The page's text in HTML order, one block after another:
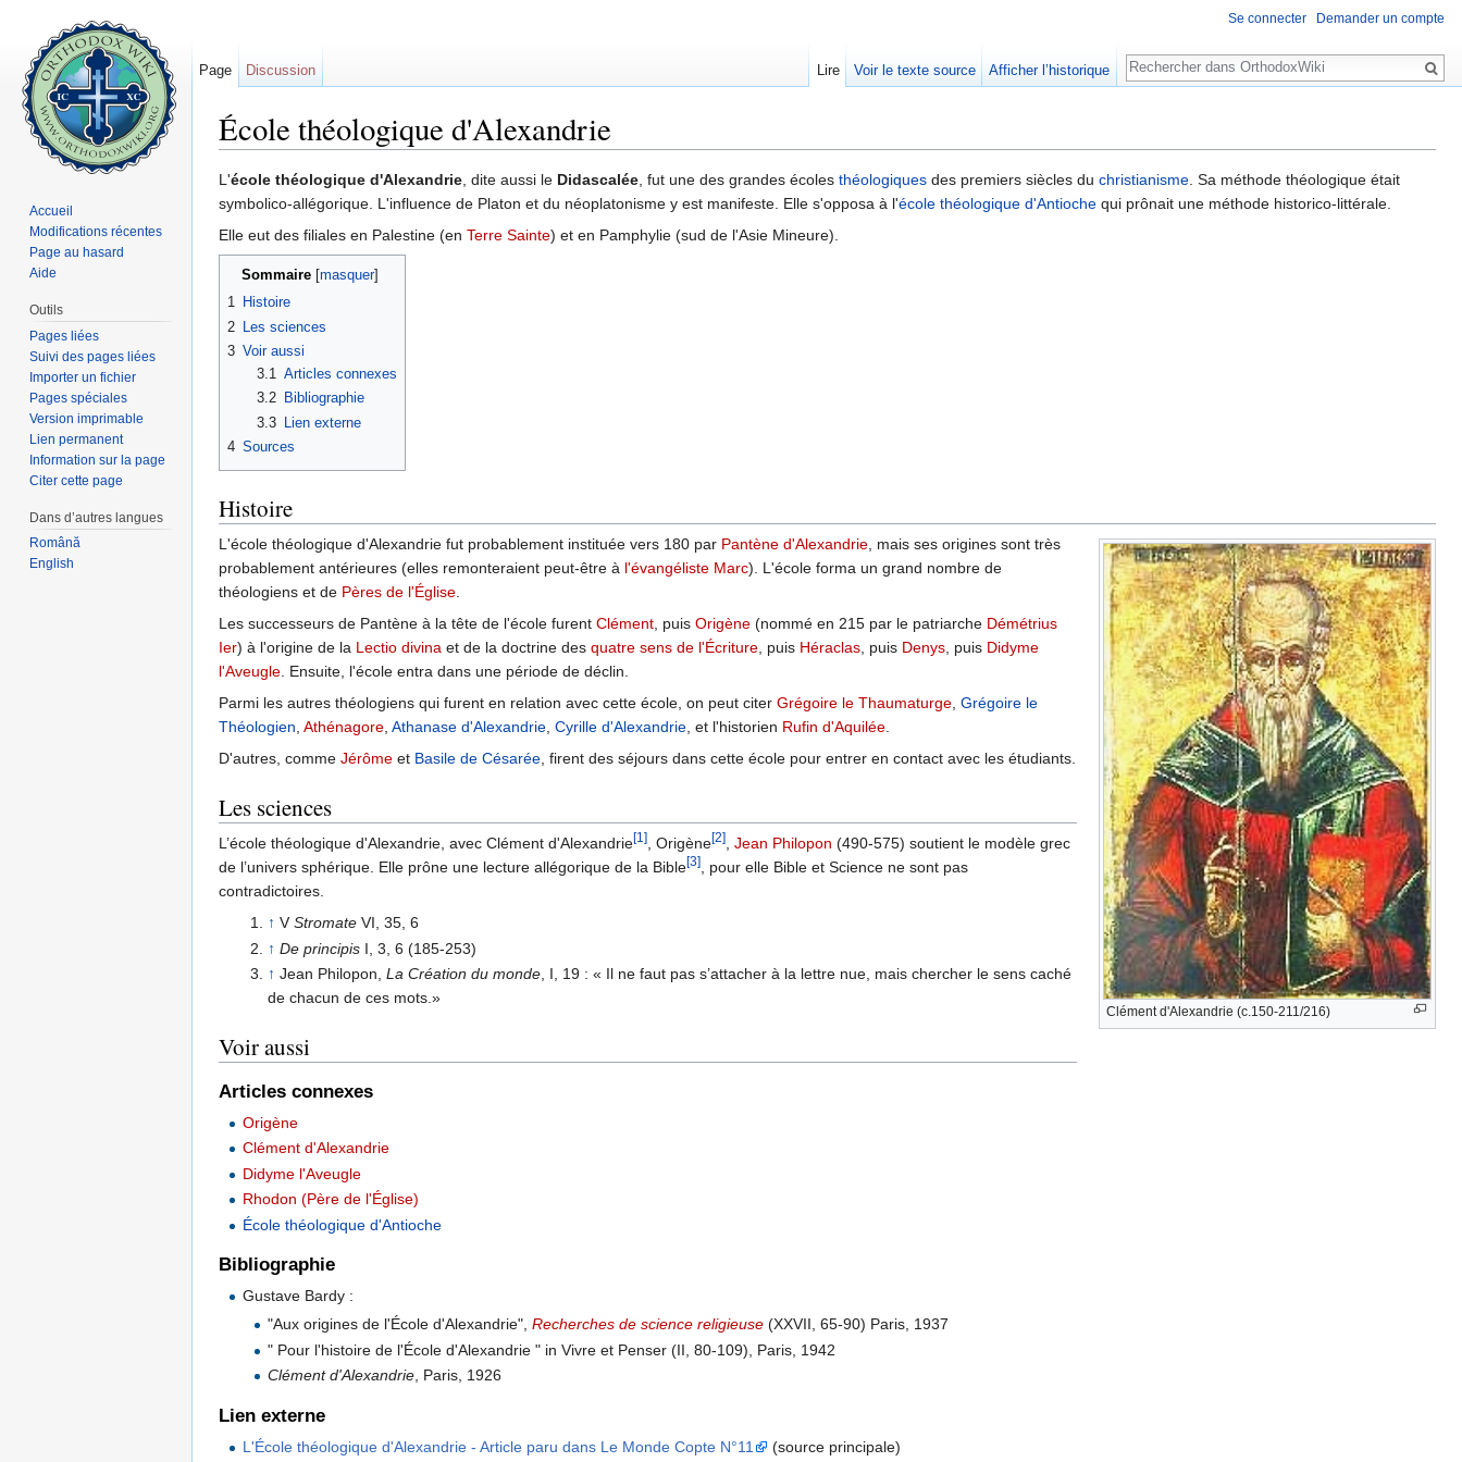
École théologique d'Alexandrie
L'école théologique d'Alexandrie, dite aussi le Didascalée, fut une des grandes écoles théologiques des premiers siècles du christianisme. Sa méthode théologique était
symbolico-allégorique. L'influence de Platon et du néoplatonisme y est manifeste. Elle s'opposa à l'école théologique d'Antioche qui prônait une méthode historico-littérale.
Elle eut des filiales en Palestine (en Terre Sainte) et en Pamphylie (sud de l'Asie Mineure).
Sommaire masquer]
1 Histoire
2
Les sciences
3 Voir aussi
3.1 Articles connexes
3.2
Bibliographie
3.3
Lien externe
4 Sources
Histoire
Clément d'Alexandrie (c.150-211/216)
L'école théologique d'Alexandrie fut probablement instituée vers 180 par Pantène d'Alexandrie, mais ses origines sont très
probablement antérieures (elles remonteraient peut-être à l'évangéliste Marc). L'école forma un grand nombre de
théologiens et de Pères de l'Église.
Les successeurs de Pantène à la tête de l'école furent Clément, puis Origène (nommé en 215 par le patriarche Démétrius
Ier) à l'origine de la Lectio divina et de la doctrine des quatre sens de l'Écriture, puis Héraclas, puis Denys, puis Didyme
l'Aveugle. Ensuite, l'école entra dans une période de déclin.
Parmi les autres théologiens qui furent en relation avec cette école, on peut citer Grégoire le Thaumaturge, Grégoire le
Théologien, Athénagore, Athanase d'Alexandrie, Cyrille d'Alexandrie, et l'historien Rufin d'Aquilée.
D'autres, comme Jérôme et Basile de Césarée, firent des séjours dans cette école pour entrer en contact avec les étudiants.
Les sciences
L’école théologique d'Alexandrie, avec Clément d'Alexandrie[1], Origène[2], Jean Philopon (490-575) soutient le modèle grec
de l’univers sphérique. Elle prône une lecture allégorique de la Bible[3], pour elle Bible et Science ne sont pas
contradictoires.
↑ V StromateVI, 35, 6
↑ De principisI, 3, 6 (185-253)
↑ Jean Philopon, La Création du monde, I, 19 : « Il ne faut pas s’attacher à la lettre nue, mais chercher le sens caché
de chacun de ces mots.»
Voir aussi
Articles connexes
Origène
Clément d'Alexandrie
Didyme l'Aveugle
Rhodon (Père de l'Église)
École théologique d'Antioche
Bibliographie
Gustave Bardy :
"Aux origines de l'École d'Alexandrie", Recherches de science religieuse(XXVII, 65-90) Paris, 1937
" Pour l'histoire de l'École d'Alexandrie " in Vivre et Penser (II, 80-109), Paris, 1942
Clément d'Alexandrie, Paris, 1926
Lien externe
L'École théologique d'Alexandrie - Article paru dans Le Monde Copte N°11 (source principale)
Se connecter Demander un compte
Page Discussion Lire Voir le texte source Afficher l’historique
Rechercher
Accueil
Modifications récentes
Page au hasard
Aide
Outils
Pages liées
Suivi des pages liées
Importer un fichier
Pages spéciales
Version imprimable
Lien permanent
Information sur la page
Citer cette page
Dans d’autres langues
Română
English